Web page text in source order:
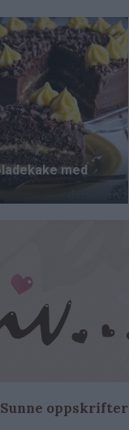
Sunne oppskrifter